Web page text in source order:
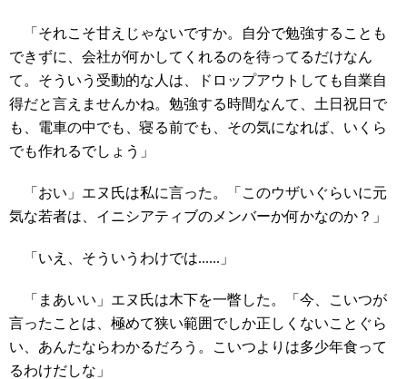
「それこそ甘えじゃないですか。自分で勉強することも
できずに、会社が何かしてくれるのを待ってるだけなん
て。そういう受動的な人は、ドロップアウトしても自業自
得だと言えませんかね。勉強する時間なんて、土日祝日で
も、電車の中でも、寝る前でも、その気になれば、いくら
でも作れるでしょう」
「おい」エヌ氏は私に言った。「このウザいぐらいに元
気な若者は、イニシアティブのメンバーか何かなのか？」
「いえ、そういうわけでは......」
「まあいい」エヌ氏は木下を一瞥した。「今、こいつが
言ったことは、極めて狭い範囲でしか正しくないことぐら
い、あんたならわかるだろう。こいつよりは多少年食って
るわけだしな」